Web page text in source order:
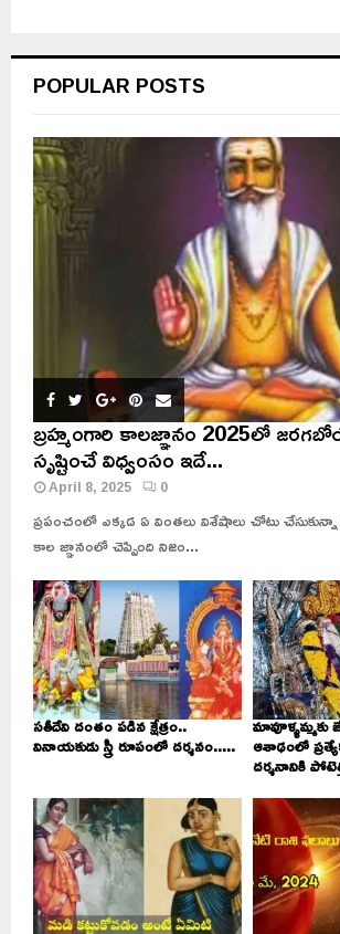
POPULAR POSTS
బ్రహ్మంగారి కాలజ్ఞానం 2025లో
సృష్టించే విధ్వంసం ఇదే...
April 8, 2025 0
ప్రపంచంలో ఎక్కడ ఏ వింతలు విశేషాలు చోటు
కాల జ్ఞానంలో చెప్పింది నిజం...
సతీదేవి దంతం పడిన క్షేత్రం..
వినాయకుడు స్త్రీ రూపంలో దర్శనం..... ఆశాఢంలో
దర్శనానికి